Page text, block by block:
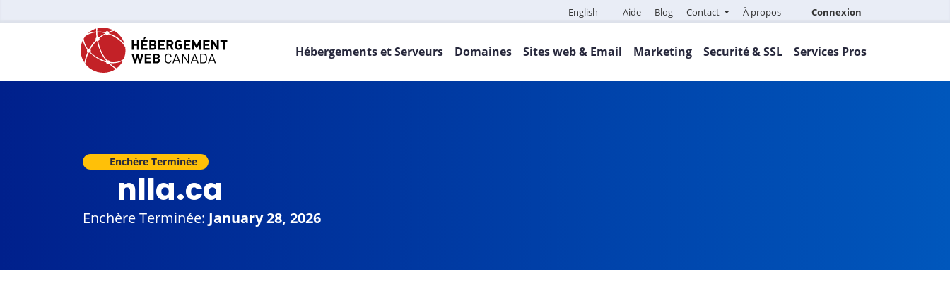
English Aide Blog Contact À propos Connexion
Hébergements et Serveurs Domaines Sites web & Email Marketing Securité & SSL Services Pros
Enchère Terminée
nlla.ca
Enchère Terminée: January 28, 2026